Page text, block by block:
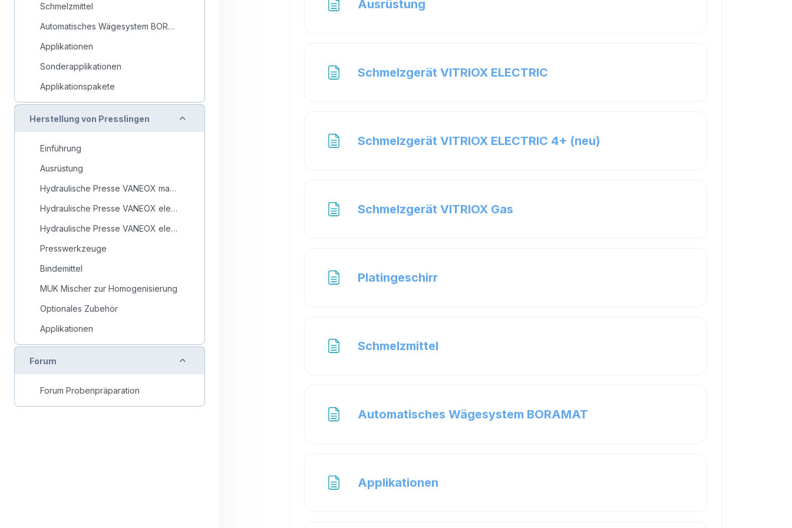
Schmelzmittel
Automatisches Wägesystem BORAMAT
Applikationen
Sonderapplikationen
Applikationspakete
Herstellung von Presslingen Collapse
Einführung
Ausrüstung
Hydraulische Presse VANEOX manuell 15 oder 25 Tonnen
Hydraulische Presse VANEOX elektrisch 25 Tonnen
Hydraulische Presse VANEOX elektrisch 40 Tonnen
Presswerkzeuge
Bindemittel
MUK Mischer zur Homogenisierung
Optionales Zubehör
Applikationen
Forum Collapse
Forum Probenpräparation
Ausrüstung
Schmelzgerät VITRIOX ELECTRIC
Schmelzgerät VITRIOX ELECTRIC 4+ (neu)
Schmelzgerät VITRIOX Gas
PlatingeschirrPage
Schmelzmittel
Automatisches Wägesystem BORAMAT
Applikationen